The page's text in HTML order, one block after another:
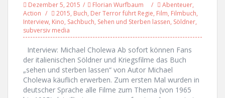
Dezember 5, 2015 Florian Wurfbaum Abenteuer,
Action
2015, Buch, Der Terror führt Regie, Film, Filmbuch,
Interview, Kino, Sachbuch, Sehen und Sterben lassen, Söldner,
subversiv media
Interview: Michael Cholewa Ab sofort können Fans
der italienischen Söldner und Kriegsfilme das Buch
„sehen und sterben lassen“ von Autor Michael
Cholewa käuflich erwerben. Zum ersten Mal wurden in
deutscher Sprache alle Filme zum Thema (von 1965